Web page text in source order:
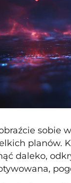
sobie
planów.
daleko,